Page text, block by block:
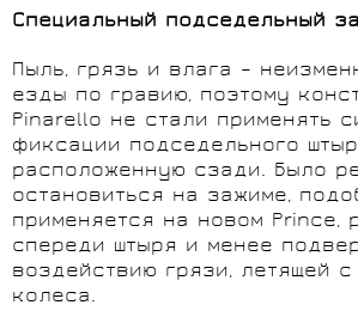
Специальный подседельный
Пыль, грязь и влага –
езды по гравию, поэтому
Pinarello не стали применять
фиксации подседельного
расположенную сзади. Было
остановиться на зажиме,
применяется на новом Prince,
спереди штыря и менее
воздействию грязи, летящей
колеса.